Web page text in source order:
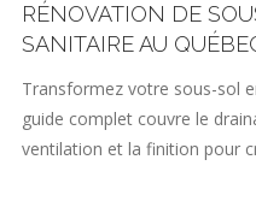
RÉNOVATION DE
SANITAIRE AU
Transformez votre sous-sol
guide complet couvre le
ventilation et la finition pour